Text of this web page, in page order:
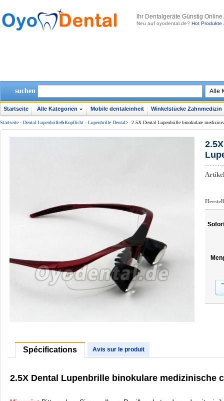
lhr Dentalgeräte Günstig
Neu auf oyodental.de? Hot Produkte
suchen
Startseite Alle Kategorien Mobile dentaleinheit Winkelstücke Zahnmedizin
Startseite - Dental Lupenbrille&Kopflicht - Lupenbrille Dental> 2.5X Dental Lupenbrille binokulare
Spécifications Avis sur le produit
2.5X Dental Lupenbrille binokulare medizinische